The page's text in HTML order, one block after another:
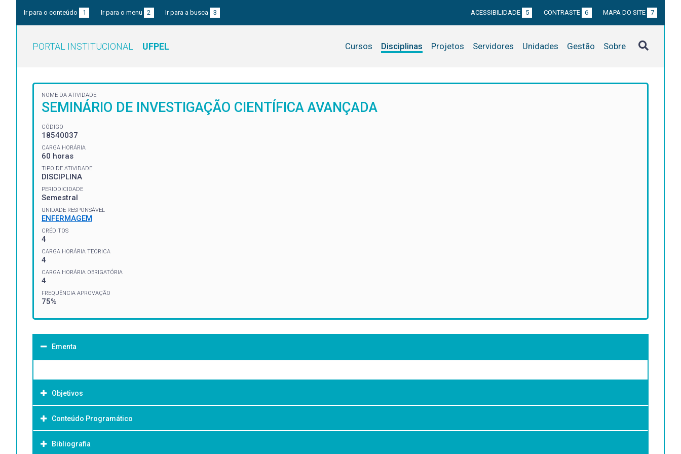
Ir para o conteúdo 1 Ir para o menu 2 Ir para a busca 3 ACESSIBILIDADE 5 CONTRASTE 6 MAPA DO SITE 7
PORTAL INSTITUCIONAL UFPEL Cursos Disciplinas Projetos Servidores Unidades Gestão Sobre
NOME DA ATIVIDADE
SEMINÁRIO DE INVESTIGAÇÃO CIENTÍFICA AVANÇADA
CÓDIGO
18540037
CARGA HORÁRIA
60 horas
TIPO DE ATIVIDADE
DISCIPLINA
PERIODICIDADE
Semestral
UNIDADE RESPONSÁVEL
ENFERMAGEM
CRÉDITOS
4
CARGA HORÁRIA TEÓRICA
4
CARGA HORÁRIA OBRIGATÓRIA
4
FREQUÊNCIA APROVAÇÃO
75%
Ementa
Objetivos
Objetivo Geral:
Conteúdo Programático
Bibliografia